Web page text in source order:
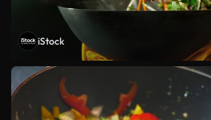
iStock